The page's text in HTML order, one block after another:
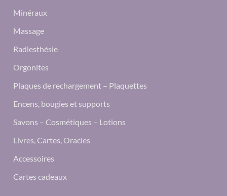
Minéraux
Massage
Radiesthésie
Orgonites
Plaques de rechargement – Plaquettes
Encens, bougies et supports
Savons – Cosmétiques – Lotions
Livres, Cartes, Oracles
Accessoires
Cartes cadeaux